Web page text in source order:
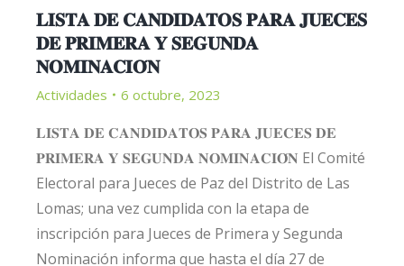
𝐋𝐈𝐒𝐓𝐀 𝐃𝐄 𝐂𝐀𝐍𝐃𝐈𝐃𝐀𝐓𝐎𝐒 𝐏𝐀𝐑𝐀 𝐉𝐔𝐄𝐂𝐄𝐒
𝐃𝐄 𝐏𝐑𝐈𝐌𝐄𝐑𝐀 𝐘 𝐒𝐄𝐆𝐔𝐍𝐃𝐀
𝐍𝐎𝐌𝐈𝐍𝐀𝐂𝐈𝐎́𝐍
Actividades 6 octubre, 2023
𝐋𝐈𝐒𝐓𝐀 𝐃𝐄 𝐂𝐀𝐍𝐃𝐈𝐃𝐀𝐓𝐎𝐒 𝐏𝐀𝐑𝐀 𝐉𝐔𝐄𝐂𝐄𝐒 𝐃𝐄
𝐏𝐑𝐈𝐌𝐄𝐑𝐀 𝐘 𝐒𝐄𝐆𝐔𝐍𝐃𝐀 𝐍𝐎𝐌𝐈𝐍𝐀𝐂𝐈𝐎́𝐍 El Comité
Electoral para Jueces de Paz del Distrito de Las
Lomas; una vez cumplida con la etapa de
inscripción para Jueces de Primera y Segunda
Nominación informa que hasta el día 27 de